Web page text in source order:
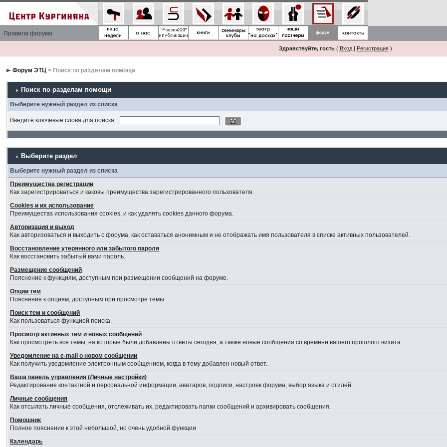
Правила форума
Здравствуйте, гость( Вход| Регистрация)
Форум ЭТЦ > Поиск по разделам помощи
Поиск по разделам помощи
Выберите нужный раздел из списка
Введите ключевые слова для поиска
Выберите раздел
Выберите нужный раздел из списка
Преимущества регистрации
Как зарегистрироваться и каковы преимущества зарегистрированного пользователя.
Cookies и их использование
Преимущества использования cookies, и как удалять cookies данного форума.
Авторизация и выход
Как авторизоваться и выходить с форума, как оставаться анонимным и не отображать имя пользователя в списке активных пользователей.
Восстановление утерянного или забытого пароля
Как восстановить забытый вами пароль.
Размещение сообщений
Пояснение к функциям, доступным при размещении сообщений на форуме.
Опции тем
Пояснения к опциям, доступным при просмотре темы.
Поиск тем и сообщений
Как пользоваться функцией поиска.
Просмотр активных тем и новых сообщений
Как просмотреть все темы, на которые были добавлены ответы сегодня, а также новые сообщения со времени вашего прошлого визита.
Уведомление на е-mail о новом сообщении
Как получить уведомление электронным сообщением, когда в тему добавлен новый ответ.
Ваша панель управления (Личные настройки)
Редактирование контактной и персональной информации, аватаров, подписи, настроек форума, выбор языка и стилей.
Личные сообщения
Как отсылать личные сообщения, отслеживать их, редактировать папки сообщений и архивировать сообщения.
Помошник
Полное пояснение к этой небольшой, но очень удобной функции
Календарь